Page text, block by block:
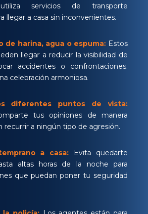
servicios de transporte
llegar a casa sin inconvenientes.
de harina, agua o espuma: Estos
llegar a reducir la visibilidad de
accidentes o confrontaciones.
celebración armoniosa.
diferentes puntos de vista:
tus opiniones de manera
recurrir a ningún tipo de agresión.
a casa: Evita quedarte
altas horas de la noche para
que puedan poner tu seguridad